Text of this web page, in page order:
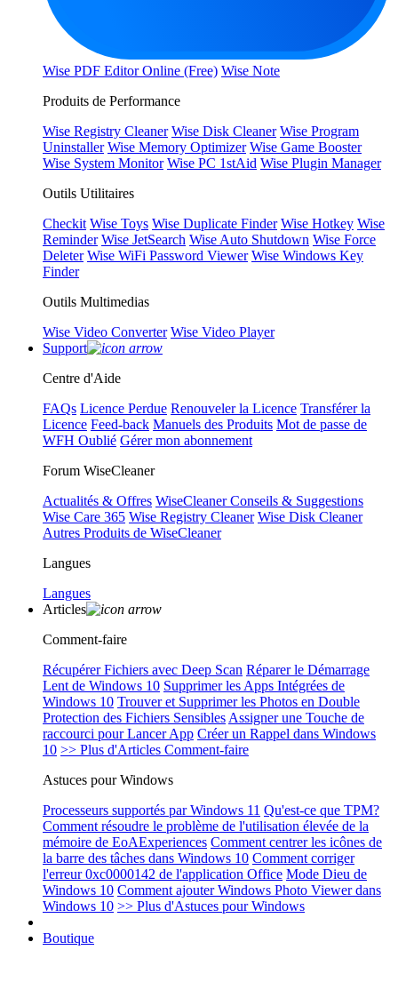
Wise PDF Editor Online (Free) Wise Note
Produits de Performance
Wise Registry Cleaner Wise Disk Cleaner Wise Program
Uninstaller Wise Memory Optimizer Wise Game Booster
Wise System Monitor Wise PC 1stAid Wise Plugin Manager
Outils Utilitaires
Checkit Wise Toys Wise Duplicate Finder Wise Hotkey Wise
Reminder Wise JetSearch Wise Auto Shutdown Wise Force
Deleter Wise WiFi Password Viewer Wise Windows Key
Finder
Outils Multimedias
Wise Video Converter Wise Video Player
Support
Centre d'Aide
FAQs Licence Perdue Renouveler la Licence Transférer la
Licence Feed-back Manuels des Produits Mot de passe de
WFH Oublié Gérer mon abonnement
Forum WiseCleaner
Actualités & Offres WiseCleaner Conseils & Suggestions
Wise Care 365 Wise Registry Cleaner Wise Disk Cleaner
Autres Produits de WiseCleaner
Langues
Langues
Articles
Comment-faire
Récupérer Fichiers avec Deep Scan Réparer le Démarrage
Lent de Windows 10 Supprimer les Apps Intégrées de
Windows 10 Trouver et Supprimer les Photos en Double
Protection des Fichiers Sensibles Assigner une Touche de
raccourci pour Lancer App Créer un Rappel dans Windows
10 >> Plus d'Articles Comment-faire
Astuces pour Windows
Processeurs supportés par Windows 11 Qu'est-ce que TPM?
Comment résoudre le problème de l'utilisation élevée de la
mémoire de EoAExperiences Comment centrer les icônes de
la barre des tâches dans Windows 10 Comment corriger
l'erreur 0xc0000142 de l'application Office Mode Dieu de
Windows 10 Comment ajouter Windows Photo Viewer dans
Windows 10 >> Plus d'Astuces pour Windows
Boutique